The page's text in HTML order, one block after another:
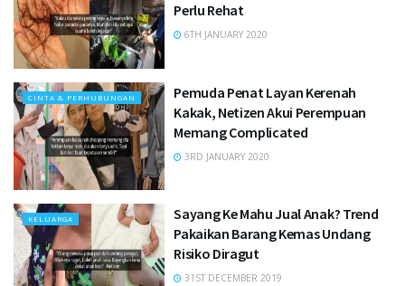
Perlu Rehat
6TH JANUARY 2020
CINTA & PERHUBUNGAN
Pemuda Penat Layan Kerenah
Kakak, Netizen Akui Perempuan
Memang Complicated
3RD JANUARY 2020
KELUARGA
Sayang Ke Mahu Jual Anak? Trend
Pakaikan Barang Kemas Undang
Risiko Diragut
31ST DECEMBER 2019